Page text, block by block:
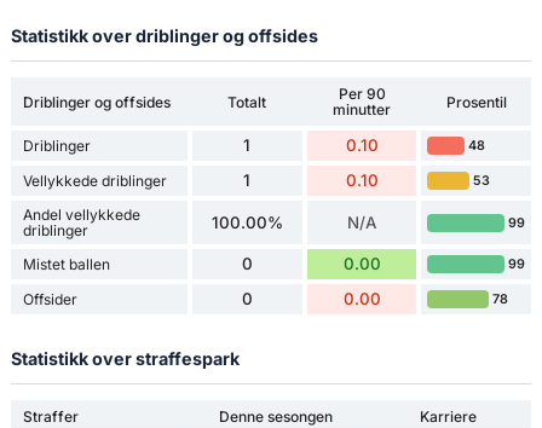
Statistikk over driblinger og offsides
Driblinger og offsides Totalt
Per 90
minutter
Prosentil
Driblinger 1 0.10 48
Vellykkede driblinger 1 0.10 53
Andel vellykkede
driblinger
100.00% N/A 99
Mistet ballen 0 0.00 99
Offsider 0 0.00 78
Statistikk over straffespark
Straffer Denne sesongen
Karriere